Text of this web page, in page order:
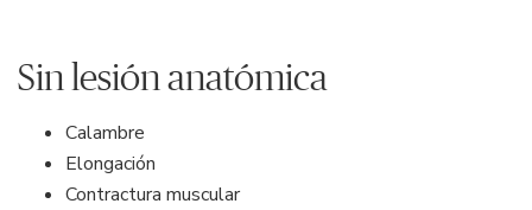
Sin lesión anatómica
Calambre
Elongación
Contractura muscular